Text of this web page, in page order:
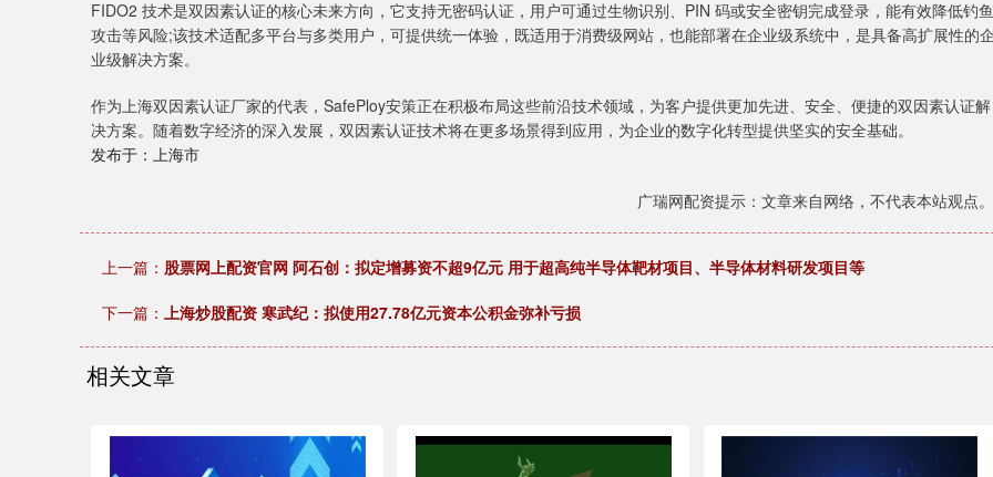
FIDO2 技术是双因素认证的核心未来方向，它支持无密码认证，用户可通过生物识别、PIN 码或安全密钥完成登录，能有效降低钓鱼
攻击等风险;该技术适配多平台与多类用户，可提供统一体验，既适用于消费级网站，也能部署在企业级系统中，是具备高扩展性的企
业级解决方案。
作为上海双因素认证厂家的代表，SafePloy安策正在积极布局这些前沿技术领域，为客户提供更加先进、安全、便捷的双因素认证解
决方案。随着数字经济的深入发展，双因素认证技术将在更多场景得到应用，为企业的数字化转型提供坚实的安全基础。
发布于：上海市
广瑞网配资提示：文章来自网络，不代表本站观点。
上一篇： 股票网上配资官网 阿石创：拟定增募资不超9亿元 用于超高纯半导体靶材项目、半导体材料研发项目等
下一篇： 上海炒股配资 寒武纪：拟使用27.78亿元资本公积金弥补亏损
相关文章